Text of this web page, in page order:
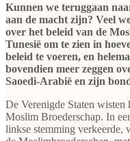
Kunnen we teruggaan
aan de macht zijn? Veel
over het beleid van de
Tunesië om te zien in
beleid te voeren, en
bovendien meer zeggen
Saoedi-Arabië en zijn
De Verenigde Staten wisten
Moslim Broederschap. In
linkse stemming verkeerde,